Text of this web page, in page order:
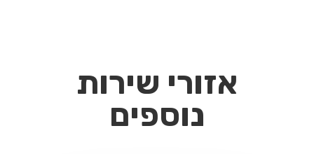
אזורי שירות
נוספים